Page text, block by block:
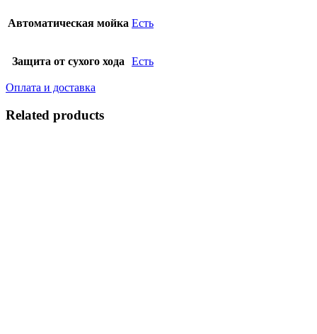
Автоматическая мойка Есть
Защита от сухого хода Есть
Оплата и доставка
Related products